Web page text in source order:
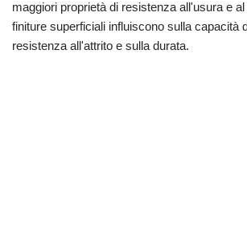
maggiori proprietà di resistenza all'usura e
finiture superficiali influiscono sulla capacità
resistenza all'attrito e sulla durata.